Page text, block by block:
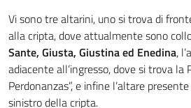
Vi sono tre altarini, uno si trova di
alla cripta, dove attualmente sono
Sante, Giusta, Giustina ed Enedina,
adiacente all’ingresso, dove si trova la
Perdonanzas”, e infine l’altare
sinistro della cripta.